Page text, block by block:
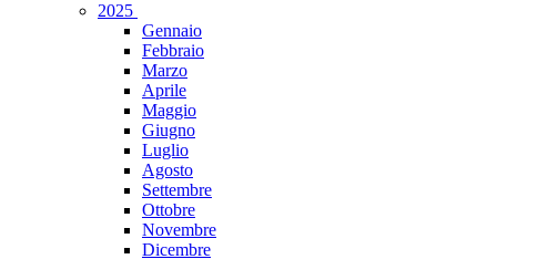
2025
Gennaio
Febbraio
Marzo
Aprile
Maggio
Giugno
Luglio
Agosto
Settembre
Ottobre
Novembre
Dicembre